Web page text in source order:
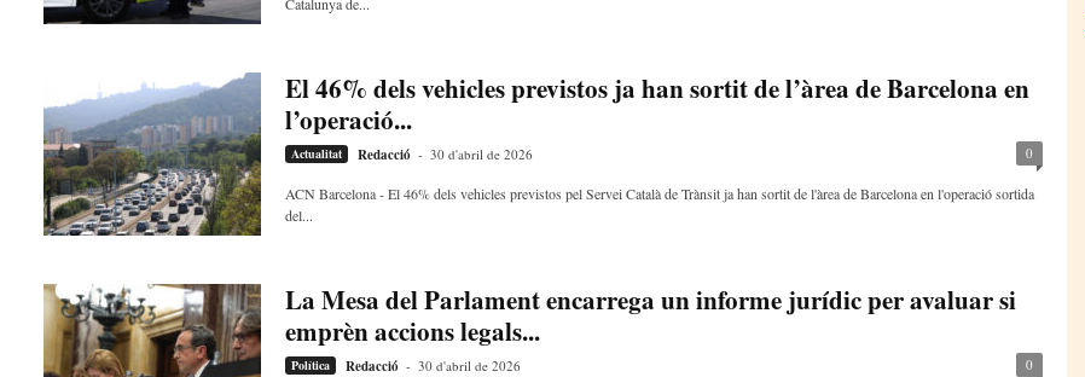
El 46% dels vehicles previstos ja han sortit de l’àrea de Barcelona en
l’operació...
Actualitat Redacció - 30 d'abril de 2026 0
ACN Barcelona - El 46% dels vehicles previstos pel Servei Català de Trànsit ja han sortit de l'àrea de Barcelona en l'operació sortida
del...
La Mesa del Parlament encarrega un informe jurídic per avaluar si
emprèn accions legals...
Política Redacció - 30 d'abril de 2026 0